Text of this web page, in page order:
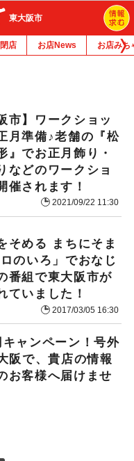
東大阪市
店 お店News お店みち
市】ワークショッ
月準備♪老舗の『松
』でお正月飾り・
などのワークショ
催されます！
2021/09/22 11:30
そめる まちにそま
のいろ」でおなじ
番組で東大阪市が
ていました！
2017/03/05 16:30
ャンペーン！号外
阪で、貴店の情報
お客様へ届けませ